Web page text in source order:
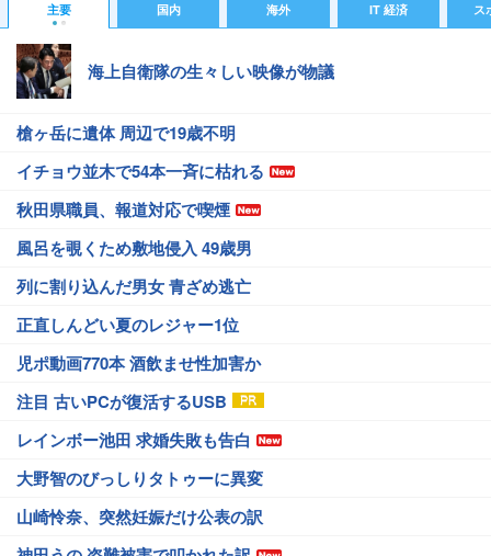
主要 国内 海外 IT 経済 ス
海上自衛隊の生々しい映像が物議
槍ヶ岳に遺体 周辺で19歳不明
イチョウ並木で54本一斉に枯れる
秋田県職員、報道対応で喫煙
風呂を覗くため敷地侵入 49歳男
列に割り込んだ男女 青ざめ逃亡
正直しんどい夏のレジャー1位
児ポ動画770本 酒飲ませ性加害か
注目 古いPCが復活するUSB
レインボー池田 求婚失敗も告白
大野智のびっしりタトゥーに異変
山崎怜奈、突然妊娠だけ公表の訳